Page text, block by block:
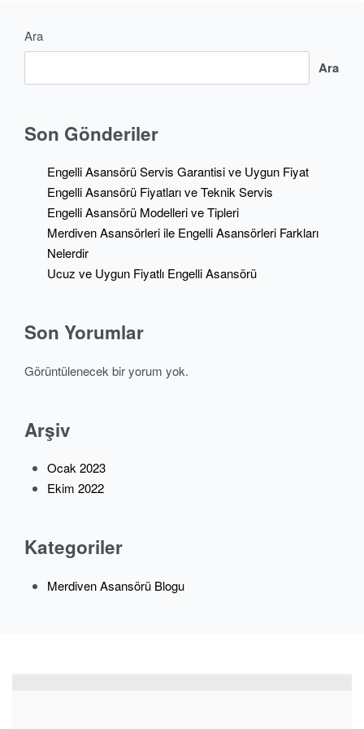
Ara
Ara
Son Gönderiler
Engelli Asansörü Servis Garantisi ve Uygun Fiyat
Engelli Asansörü Fiyatları ve Teknik Servis
Engelli Asansörü Modelleri ve Tipleri
Merdiven Asansörleri ile Engelli Asansörleri Farkları
Nelerdir
Ucuz ve Uygun Fiyatlı Engelli Asansörü
Son Yorumlar
Görüntülenecek bir yorum yok.
Arşiv
Ocak 2023
Ekim 2022
Kategoriler
Merdiven Asansörü Blogu